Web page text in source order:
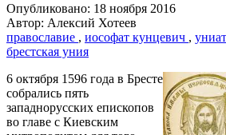
Опубликовано: 18 ноября 2016
Автор: Алексий Хотеев
православие , иософат кунцевич ,
брестская уния
6 октября 1596 года в Бресте
собрались пять
западнорусских епископов
во главе с Киевским